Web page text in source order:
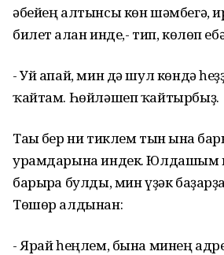
әбейең алтынсы көн шәмбегә,
билет алған инде,- тип, көлөп
- Уй апай, мин дә шул көндә
ҡайтам. Һөйләшеп ҡайтырбыҙ.
Тағы бер ни тиклем тын ғына
урамдарына индек. Юлдашым
барырға булды, мин үҙәк
Төшөр алдынан:
- Ярай һеңлем, бына минең